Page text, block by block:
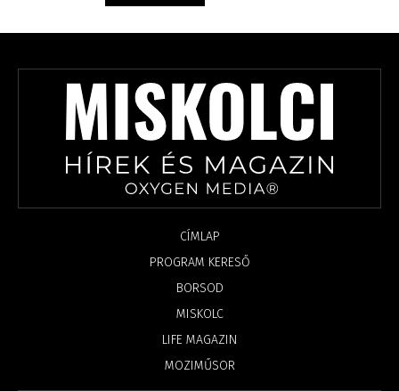
CÍMLAP
PROGRAM KERESŐ
BORSOD
MISKOLC
LIFE MAGAZIN
MOZIMŰSOR